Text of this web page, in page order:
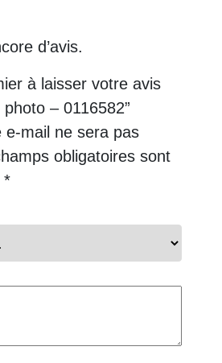
d’avis.
à laisser votre avis
– 0116582”
e-mail ne sera pas
obligatoires sont
*